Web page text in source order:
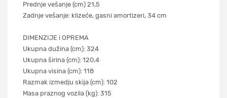
Prednje vešanje (cm) 21,5
Zadnje vešanje: klizeće, gasni amortizeri, 34 cm
DIMENZIJE i OPREMA
Ukupna dužina (cm): 324
Ukupna širina (cm): 120,4
Ukupna visina (cm): 118
Razmak izmedju skija (cm): 102
Masa praznog vozila (kg): 315